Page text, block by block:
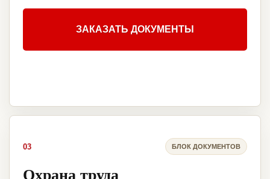
ЗАКАЗАТЬ ДОКУМЕНТЫ
03 БЛОК ДОКУМЕНТОВ
Охрана труда